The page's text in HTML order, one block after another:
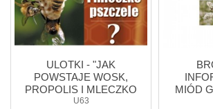
ULOTKI - "JAK
POWSTAJE WOSK,
PROPOLIS I MLECZKO
PSZCZELE" - 20
U63
MIÓD